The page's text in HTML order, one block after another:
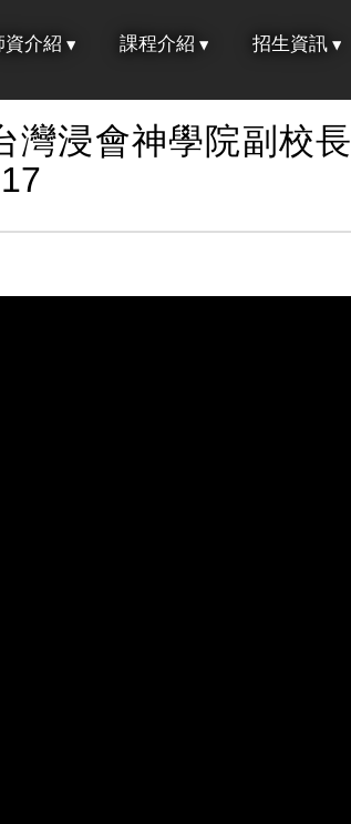
資介紹 課程介紹 招生資訊
灣浸會神學院副校長